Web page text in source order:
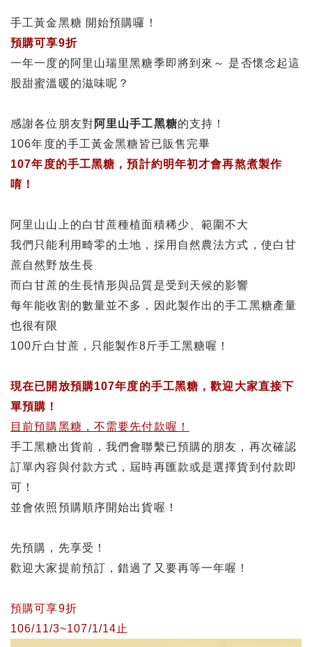
轎篙筍-石篙筍
梅嶺-梅子梅汁
手工黃金黑糖 開始預購囉！
預購可享9折
一年一度的阿里山瑞里黑糖季即將到來～ 是否懷念起這
股甜蜜溫暖的滋味呢？
感謝各位朋友對阿里山手工黑糖的支持！
106年度的手工黃金黑糖皆已販售完畢
107年度的手工黑糖，預計約明年初才會再熬煮製作
唷！
阿里山山上的白甘蔗種植面積稀少、範圍不大
我們只能利用畸零的土地，採用自然農法方式，使白甘
蔗自然野放生長
而白甘蔗的生長情形與品質是受到天候的影響
每年能收割的數量並不多，因此製作出的手工黑糖產量
也很有限
100斤白甘蔗，只能製作8斤手工黑糖喔！
現在已開放預購107年度的手工黑糖，歡迎大家直接下
單預購！
目前預購黑糖，不需要先付款喔！
手工黑糖出貨前，我們會聯繫已預購的朋友，再次確認
訂單內容與付款方式，屆時再匯款或是選擇貨到付款即
可！
並會依照預購順序開始出貨喔！
先預購，先享受！
歡迎大家提前預訂，錯過了又要再等一年喔！
預購可享9折
106/11/3~107/1/14止